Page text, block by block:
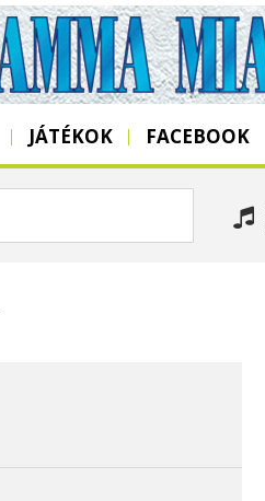
JÁTÉKOK FACEBOOK